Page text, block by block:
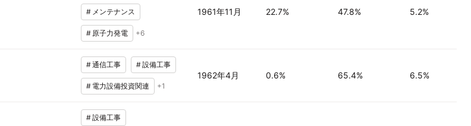
# メンテナンス
# 原子力発電 +6
1961年11月 22.7% 47.8% 5.2%
#通信工事 #設備工事
# 電力設備投資関連 +1
1962年4月 0.6% 65.4% 6.5%
#設備工事